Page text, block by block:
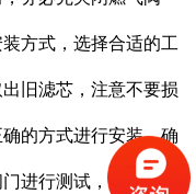
方式，选择合适的工
旧滤芯，注意不要损
的方式进行安装，确
进行测试，确保一切